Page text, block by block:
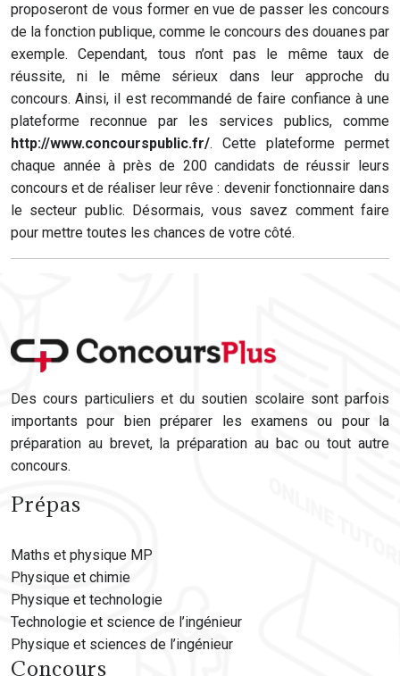
proposeront de vous former en vue de passer les concours
de la fonction publique, comme le concours des douanes par
exemple. Cependant, tous n’ont pas le même taux de
réussite, ni le même sérieux dans leur approche du
concours. Ainsi, il est recommandé de faire confiance à une
plateforme reconnue par les services publics, comme
http://www.concourspublic.fr/. Cette plateforme permet
chaque année à près de 200 candidats de réussir leurs
concours et de réaliser leur rêve : devenir fonctionnaire dans
le secteur public. Désormais, vous savez comment faire
pour mettre toutes les chances de votre côté.
Des cours particuliers et du soutien scolaire sont parfois
importants pour bien préparer les examens ou pour la
préparation au brevet, la préparation au bac ou tout autre
concours.
Prépas
Maths et physique MP
Physique et chimie
Physique et technologie
Technologie et science de l’ingénieur
Physique et sciences de l’ingénieur
Concours